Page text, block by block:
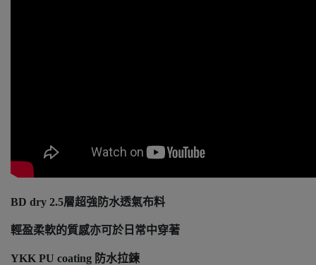
BD dry 2.5層超強防水透氣布料
輕盈柔軟的質感亦可於日常中穿著
YKK PU coating 防水拉鍊